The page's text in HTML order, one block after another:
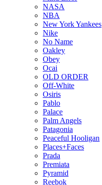
NASA
NBA
New York Yankees
Nike
No Name
Oakley
Obey
Ocai
OLD ORDER
Off-White
Osiris
Pablo
Palace
Palm Angels
Patagonia
Peaceful Hooligan
Places+Faces
Prada
Premiata
Pyramid
Reebok